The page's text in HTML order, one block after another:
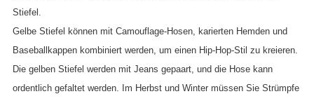
Stiefel.
Gelbe Stiefel können mit Camouflage-Hosen, karierten Hemden und
Baseballkappen kombiniert werden, um einen Hip-Hop-Stil zu kreieren.
Die gelben Stiefel werden mit Jeans gepaart, und die Hose kann
ordentlich gefaltet werden. Im Herbst und Winter müssen Sie Strümpfe